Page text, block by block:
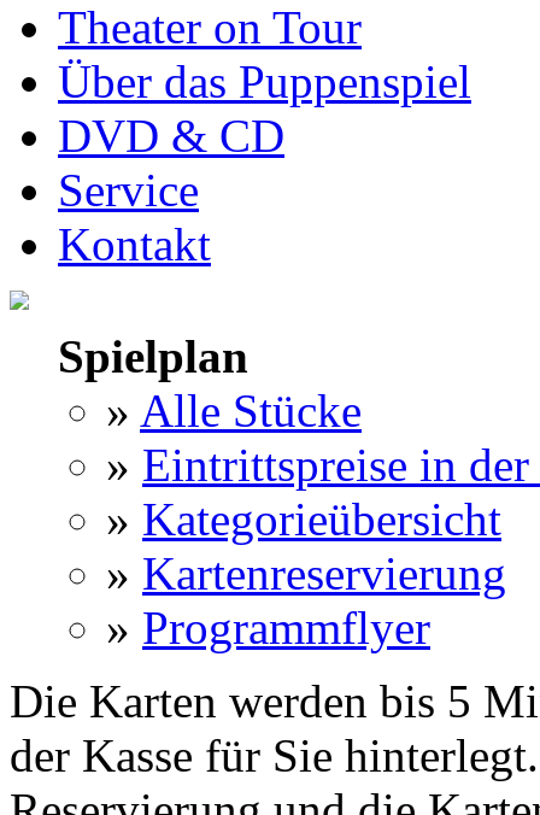
Theater on Tour
Über das Puppenspiel
DVD & CD
Service
Kontakt
Spielplan
» Alle Stücke
» Eintrittspreise in
» Kategorieübersicht
» Kartenreservierung
» Programmflyer
Die Karten werden bis 5
der Kasse für Sie